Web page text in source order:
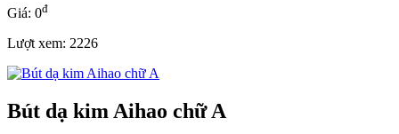
Giá: 0đ
Lượt xem: 2226
Bút dạ kim Aihao chữ A